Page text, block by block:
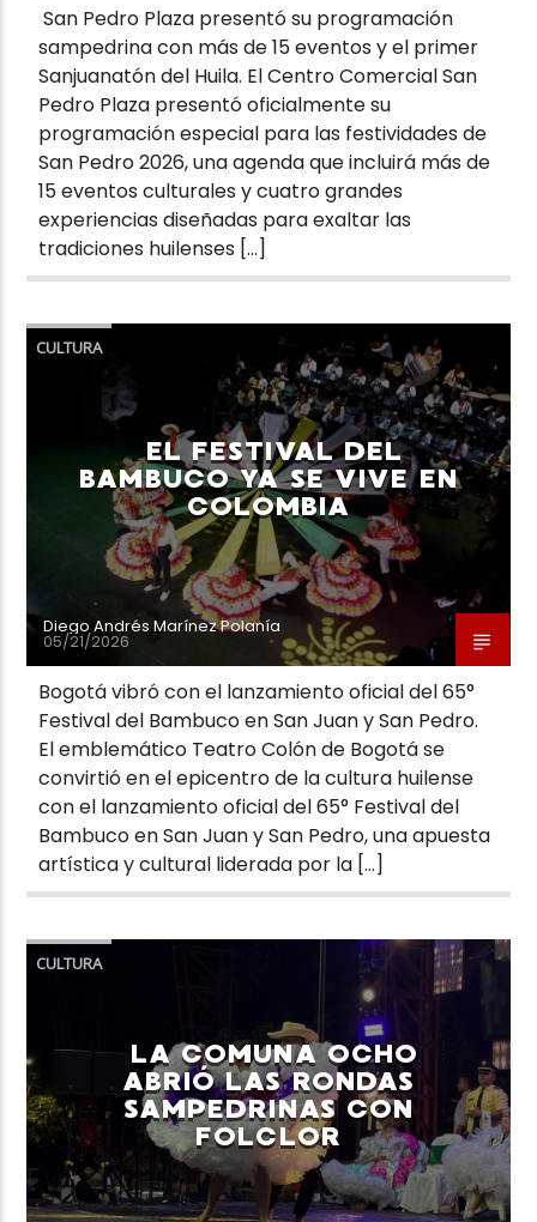
San Pedro Plaza presentó su programación
sampedrina con más de 15 eventos y el primer
Sanjuanatón del Huila. El Centro Comercial San
Pedro Plaza presentó oficialmente su
programación especial para las festividades de
San Pedro 2026, una agenda que incluirá más de
15 eventos culturales y cuatro grandes
experiencias diseñadas para exaltar las
tradiciones huilenses […]
CULTURA
EL FESTIVAL DEL
BAMBUCO YA SE VIVE EN
COLOMBIA
Diego Andrés Marínez Polanía
05/21/2026
Bogotá vibró con el lanzamiento oficial del 65°
Festival del Bambuco en San Juan y San Pedro.
El emblemático Teatro Colón de Bogotá se
convirtió en el epicentro de la cultura huilense
con el lanzamiento oficial del 65° Festival del
Bambuco en San Juan y San Pedro, una apuesta
artística y cultural liderada por la […]
CULTURA
LA COMUNA OCHO
ABRIÓ LAS RONDAS
SAMPEDRINAS CON
FOLCLOR